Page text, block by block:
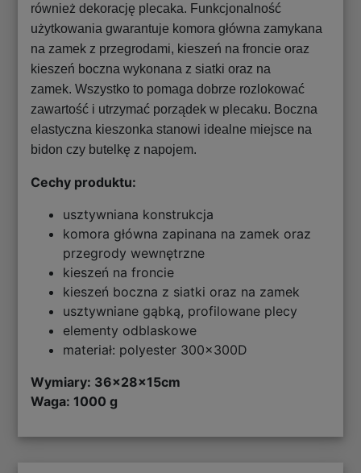
również dekorację plecaka. Funkcjonalność
użytkowania gwarantuje komora główna zamykana
na zamek z przegrodami, kieszeń na froncie oraz
kieszeń boczna wykonana z siatki oraz na
zamek. Wszystko to pomaga dobrze rozlokować
zawartość i utrzymać porządek w plecaku. Boczna
elastyczna kieszonka stanowi idealne miejsce na
bidon czy butelkę z napojem.
Cechy produktu:
usztywniana konstrukcja
komora główna zapinana na zamek oraz
przegrody wewnętrzne
kieszeń na froncie
kieszeń boczna z siatki oraz na zamek
usztywniane gąbką, profilowane plecy
elementy odblaskowe
materiał: polyester 300x300D
Wymiary: 36x28x15cm
Waga: 1000 g